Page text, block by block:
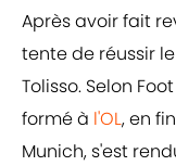
Après avoir fait
tente de réussir
Tolisso. Selon
formé à l'OL, en
Munich, s'est